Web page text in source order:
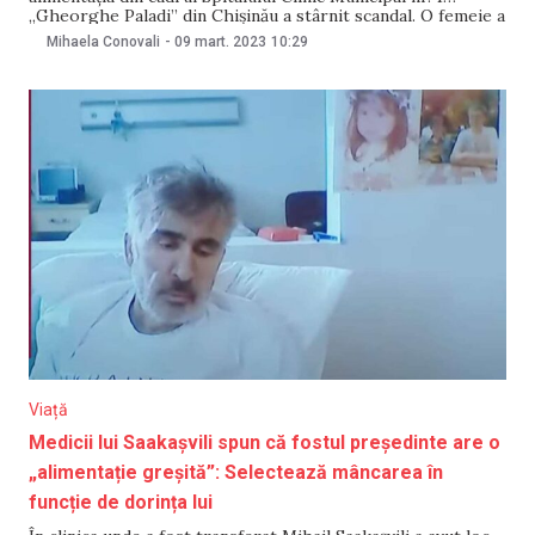
„Gheorghe Paladi” din Chişinău a stârnit scandal. O femeie a
publicat o imagine și un mesaj despre mâncarea oferită de
instituție. Aceasta spune că „se gătește atât de prost, din
Mihaela Conovali - 09 mart. 2023 10:29
Viață
Medicii lui Saakașvili spun că fostul președinte are o
„alimentație greșită”: Selectează mâncarea în
funcție de dorința lui